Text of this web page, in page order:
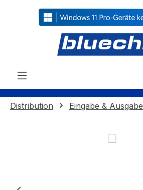
springen
Distribution Eingabe & Ausgabe
Bildergalerie überspringen